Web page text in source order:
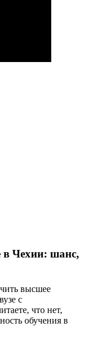
в Чехии: шанс,
высшее
с
что нет,
обучения в